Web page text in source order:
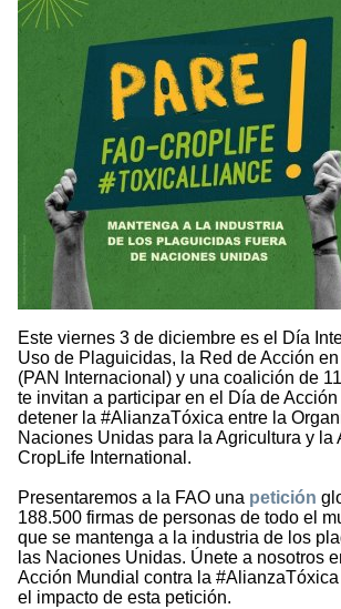
Este viernes 3 de diciembre es el Día
Uso de Plaguicidas, la Red de Acción
(PAN Internacional) y una coalición de
te invitan a participar en el Día de
detener la #AlianzaTóxica entre la
Naciones Unidas para la Agricultura y la
CropLife International.
Presentaremos a la FAO una petición
188.500 firmas de personas de todo el
que se mantenga a la industria de los
las Naciones Unidas. Únete a nosotros
Acción Mundial contra la
el impacto de esta petición.